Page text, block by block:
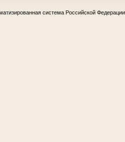
система Российской